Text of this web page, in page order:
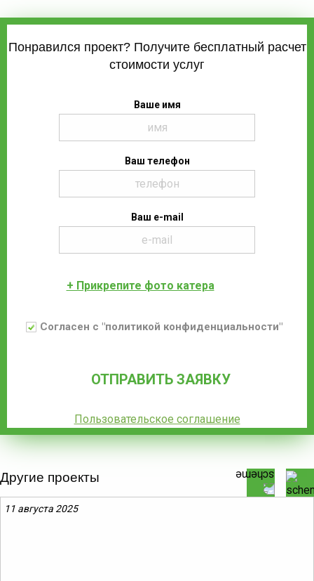
Понравился проект? Получите бесплатный расчет
стоимости услуг
Ваше имя
Ваш телефон
Ваш e-mail
+ Прикрепите фото катера
Согласен с "политикой конфиденциальности"
Пользовательское соглашение
Другие проекты
11 августа 2025